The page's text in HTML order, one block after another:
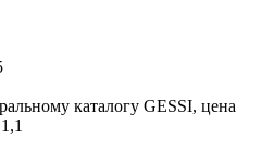
каталогу GESSI, цена